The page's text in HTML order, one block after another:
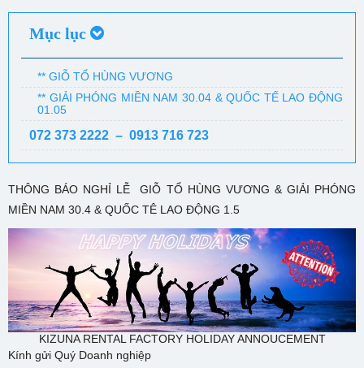
Mục lục
** GIỖ TỔ HÙNG VƯƠNG
** GIẢI PHÓNG MIỀN NAM 30.04 & QUỐC TẾ LAO ĐỘNG
01.05
072 373 2222 – 0913 716 723
THÔNG BÁO NGHỈ LỄ GIỖ TỔ HÙNG VƯƠNG & GIẢI PHÓNG
MIỀN NAM 30.4 & QUỐC TÊ LAO ĐỘNG 1.5
KIZUNA RENTAL FACTORY HOLIDAY ANNOUCEMENT
Kính gửi Quý Doanh nghiệp